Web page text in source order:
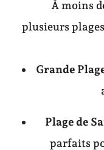
À moins
plusieurs
Grande
Plage de
parfaits